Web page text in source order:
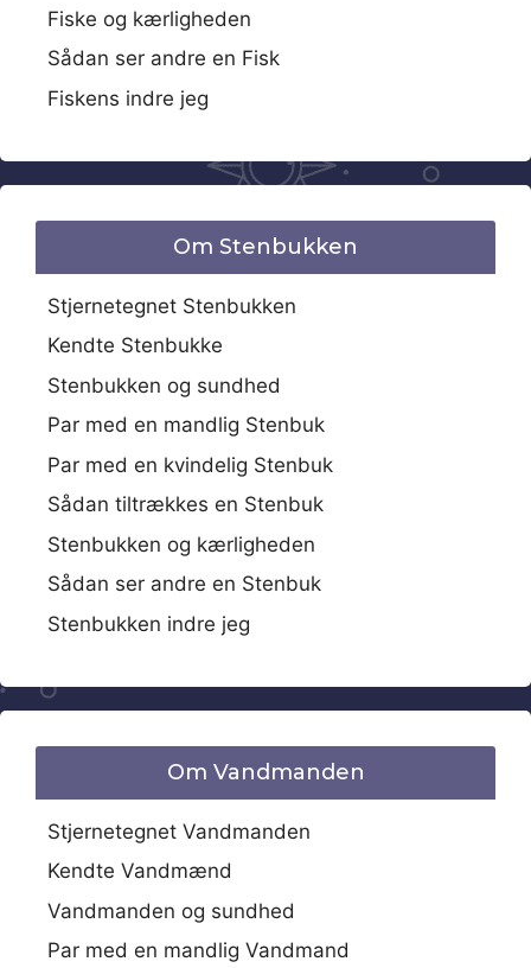
Fiske og kærligheden
Sådan ser andre en Fisk
Fiskens indre jeg
Om Stenbukken
Stjernetegnet Stenbukken
Kendte Stenbukke
Stenbukken og sundhed
Par med en mandlig Stenbuk
Par med en kvindelig Stenbuk
Sådan tiltrækkes en Stenbuk
Stenbukken og kærligheden
Sådan ser andre en Stenbuk
Stenbukken indre jeg
Om Vandmanden
Stjernetegnet Vandmanden
Kendte Vandmænd
Vandmanden og sundhed
Par med en mandlig Vandmand